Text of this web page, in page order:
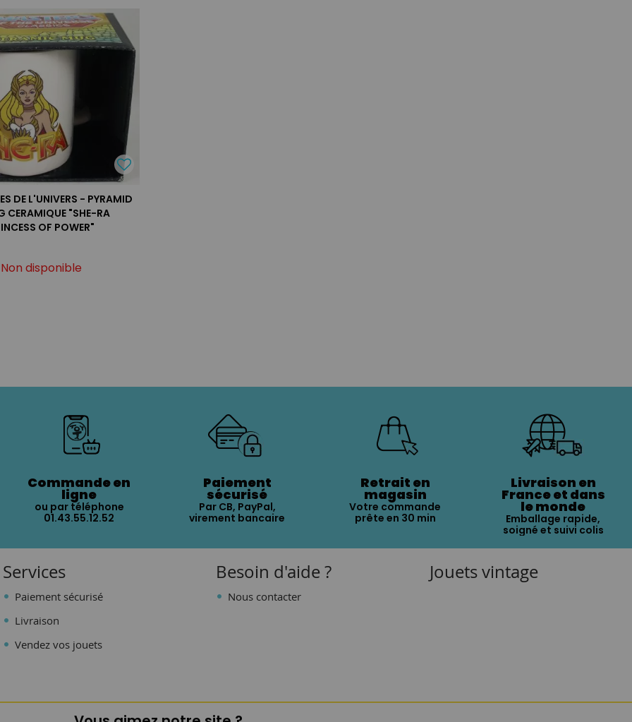
DE L'UNIVERS - PYRAMID
CERAMIQUE "SHE-RA
OF POWER"
Non disponible
Commande en
ligne
ou par téléphone
01.43.55.12.52
Paiement
sécurisé
Par CB, PayPal,
virement bancaire
Retrait en
magasin
Votre commande
prête en 30 min
Livraison en
France et dans
le monde
Emballage rapide,
soigné et suivi colis
Services
Paiement sécurisé
Livraison
Vendez vos jouets
Besoin d'aide ?
Nous contacter
Jouets vintage